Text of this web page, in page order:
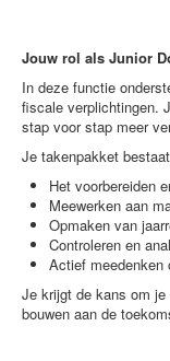
Jouw rol als Junior
In deze functie
fiscale verplichtingen.
stap voor stap meer
Je takenpakket
Het voorbereiden
Meewerken aan
Opmaken van
Controleren en
Actief meedenken
Je krijgt de kans om je
bouwen aan de